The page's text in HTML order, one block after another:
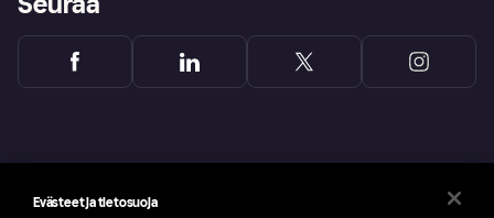
Evästeet ja tietosuoja